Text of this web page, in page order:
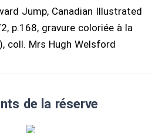
Jump, Canadian Illustrated
p.168, gravure coloriée à la
coll. Mrs Hugh Welsford
de la réserve